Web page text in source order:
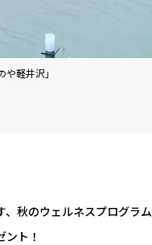
や軽井沢」
、秋のウェルネスプログラム
ト！